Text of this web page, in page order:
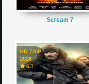
Scream 7
HD 720P
2026
6,3